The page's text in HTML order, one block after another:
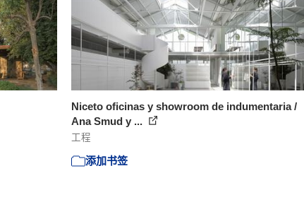
Niceto oficinas y showroom de indumentaria /
Ana Smud y ...
工程
添加书签